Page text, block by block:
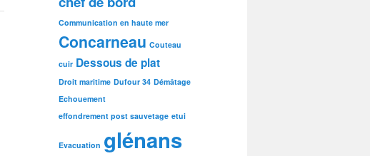
Communication en haute mer
Concarneau Couteau
cuir Dessous de plat
Droit maritime Dufour 34 Démâtage
Echouement
effondrement post sauvetage etui
Evacuation glénans